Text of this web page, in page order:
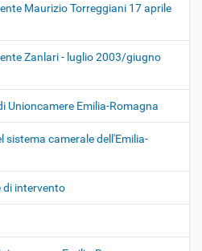
Maurizio Torreggiani 17 aprile
Zanlari - luglio 2003/giugno
Unioncamere Emilia-Romagna
sistema camerale dell'Emilia-
di intervento